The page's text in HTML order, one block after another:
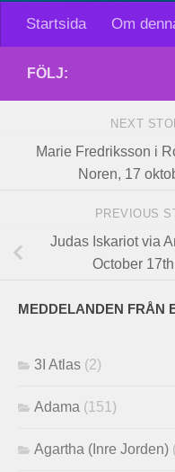
Startsida Om
FÖLJ:
NEXT
Marie Fredriksson i
Noren, 17
PREVIOUS
Judas Iskariot via
October
MEDDELANDEN FRÅN
3I Atlas (2)
Adama (151)
Agartha (Inre Jorden)